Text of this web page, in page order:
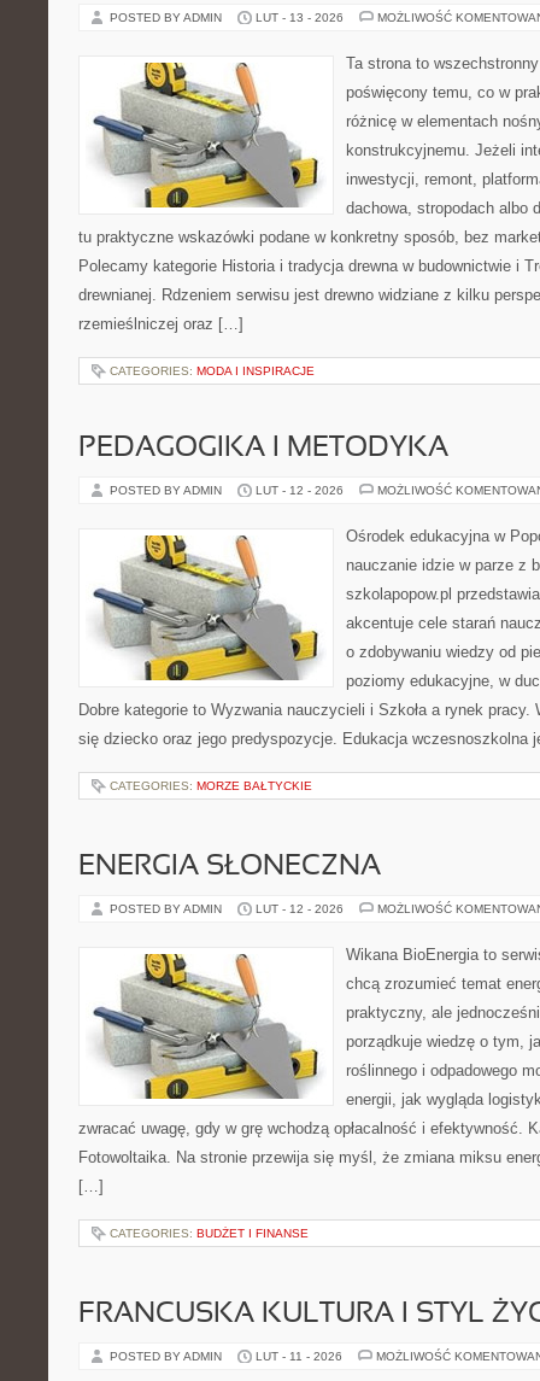
POSTED BY ADMIN LUT - 13 - 2026 MOŻLIWOŚĆ
Ta strona to
poświęcony temu, co w
różnicę w elementach
konstrukcyjnemu. Jeżeli
inwestycji, remont,
dachowa, stropodach albo
tu praktyczne wskazówki podane w konkretny sposób, bez
Polecamy kategorie Historia i tradycja drewna w budownictwie i
drewnianej. Rdzeniem serwisu jest drewno widziane z kilku
rzemieślniczej oraz […]
CATEGORIES: MODA I INSPIRACJE
PEDAGOGIKA I METODYKA
POSTED BY ADMIN LUT - 12 - 2026 MOŻLIWOŚĆ
Ośrodek edukacyjna w
nauczanie idzie w parze z
szkolapopow.pl
akcentuje cele starań
o zdobywaniu wiedzy od
poziomy edukacyjne, w
Dobre kategorie to Wyzwania nauczycieli i Szkoła a rynek
się dziecko oraz jego predyspozycje. Edukacja
CATEGORIES: MORZE BAŁTYCKIE
ENERGIA SŁONECZNA
POSTED BY ADMIN LUT - 12 - 2026 MOŻLIWOŚĆ
Wikana BioEnergia to
chcą zrozumieć temat
praktyczny, ale
porządkuje wiedzę o tym,
roślinnego i odpadowego
energii, jak wygląda
zwracać uwagę, gdy w grę wchodzą opłacalność i efektywność.
Fotowoltaika. Na stronie przewija się myśl, że zmiana miksu
[…]
CATEGORIES: BUDŻET I FINANSE
FRANCUSKA KULTURA I STYL
POSTED BY ADMIN LUT - 11 - 2026 MOŻLIWOŚĆ